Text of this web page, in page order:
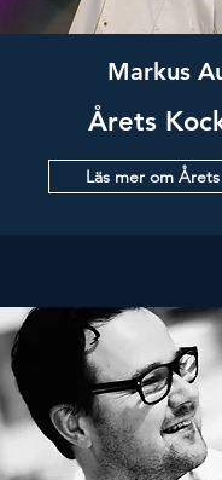
Markus
Årets
Läs mer om